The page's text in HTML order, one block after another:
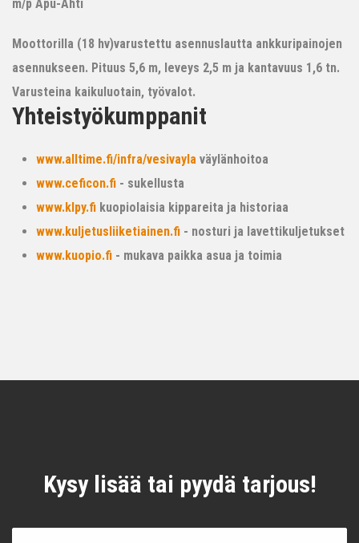
m/p Apu-Ahti
Moottorilla (18 hv)varustettu asennuslautta ankkuripainojen
asennukseen. Pituus 5,6 m, leveys 2,5 m ja kantavuus 1,6 tn.
Varusteina kaikuluotain, työvalot.
Yhteistyökumppanit
www.alltime.fi/infra/vesivayla väylänhoitoa
www.ceficon.fi - sukellusta
www.klpy.fi kuopiolaisia kippareita ja historiaa
www.kuljetusliiketiainen.fi - nosturi ja lavettikuljetukset
www.kuopio.fi - mukava paikka asua ja toimia
Kysy lisää tai pyydä tarjous!